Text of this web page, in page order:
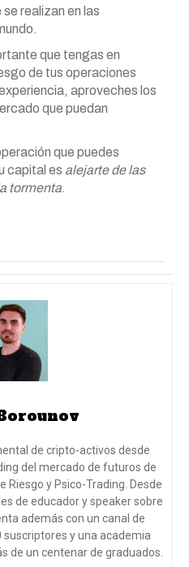
realizan en las
que tengas en
de tus operaciones
aproveches los
que puedan
que puedes
capital es alejarte de las
tormenta.
de cripto-activos desde
del mercado de futuros de
Riesgo y Psico-Trading. Desde
de educador y speaker sobre
además con un canal de
y una academia
de un centenar de graduados.